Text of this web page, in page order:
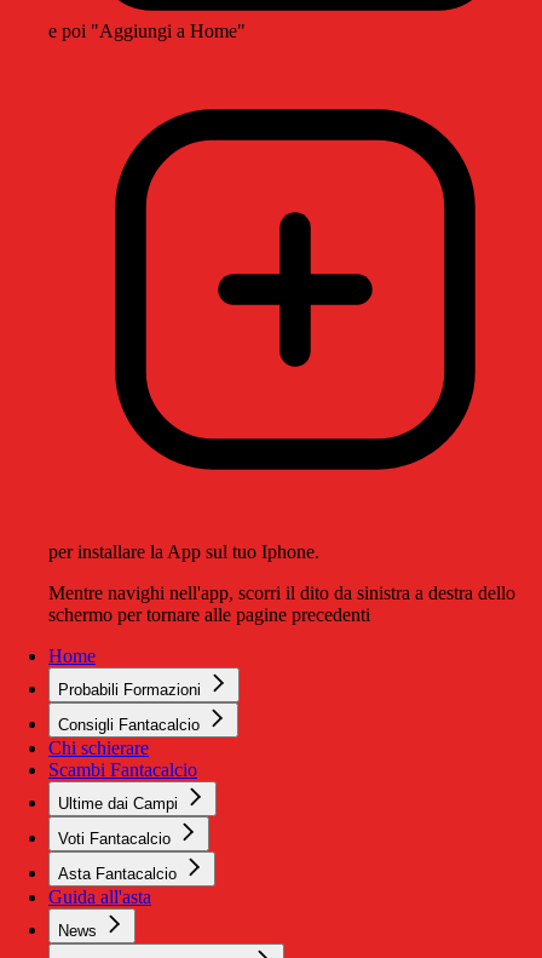
e poi "Aggiungi a Home"
per installare la App sul tuo Iphone.
Mentre navighi nell'app, scorri il dito da sinistra a destra dello
schermo per tornare alle pagine precedenti
Home
Probabili Formazioni
Consigli Fantacalcio
Chi schierare
Scambi Fantacalcio
Ultime dai Campi
Voti Fantacalcio
Asta Fantacalcio
Guida all'asta
News